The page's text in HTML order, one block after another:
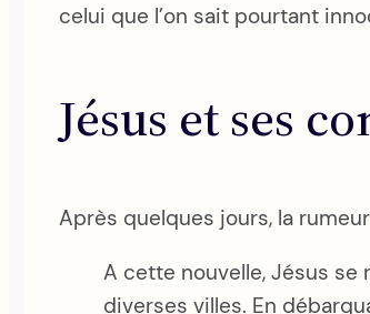
celui que l’on sait pourtant
Jésus et ses
Après quelques jours, la
A cette nouvelle, Jésus se
diverses villes. En